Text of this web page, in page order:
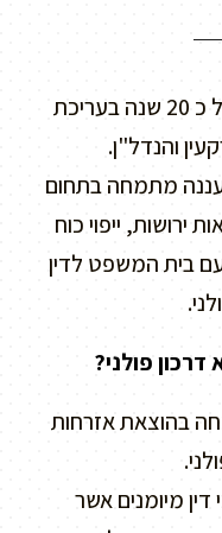
עו"ד דברת יעקב בעלת ותק של כ 20 שנה בעריכת
והנדל"ן.
מתמחה בתחום
ירושות, ייפוי כוח
בית המשפט לדין
פולני?
בהוצאת אזרחות
דין מיומנים אשר